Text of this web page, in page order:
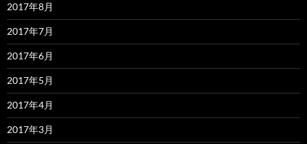
2017年8月
2017年7月
2017年6月
2017年5月
2017年4月
2017年3月